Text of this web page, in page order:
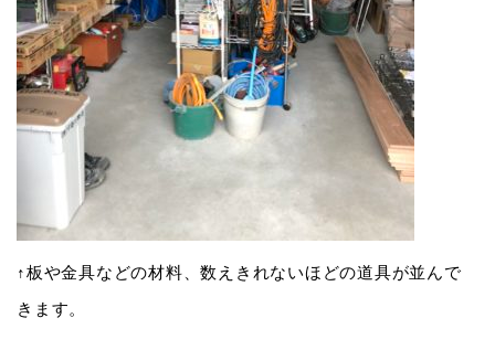
↑板や金具などの材料、数えきれないほどの道具が並んで
きます。